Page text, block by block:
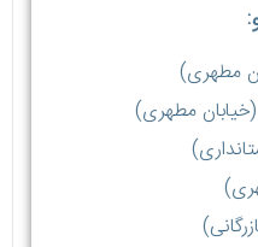
مطهری)
مطهری)